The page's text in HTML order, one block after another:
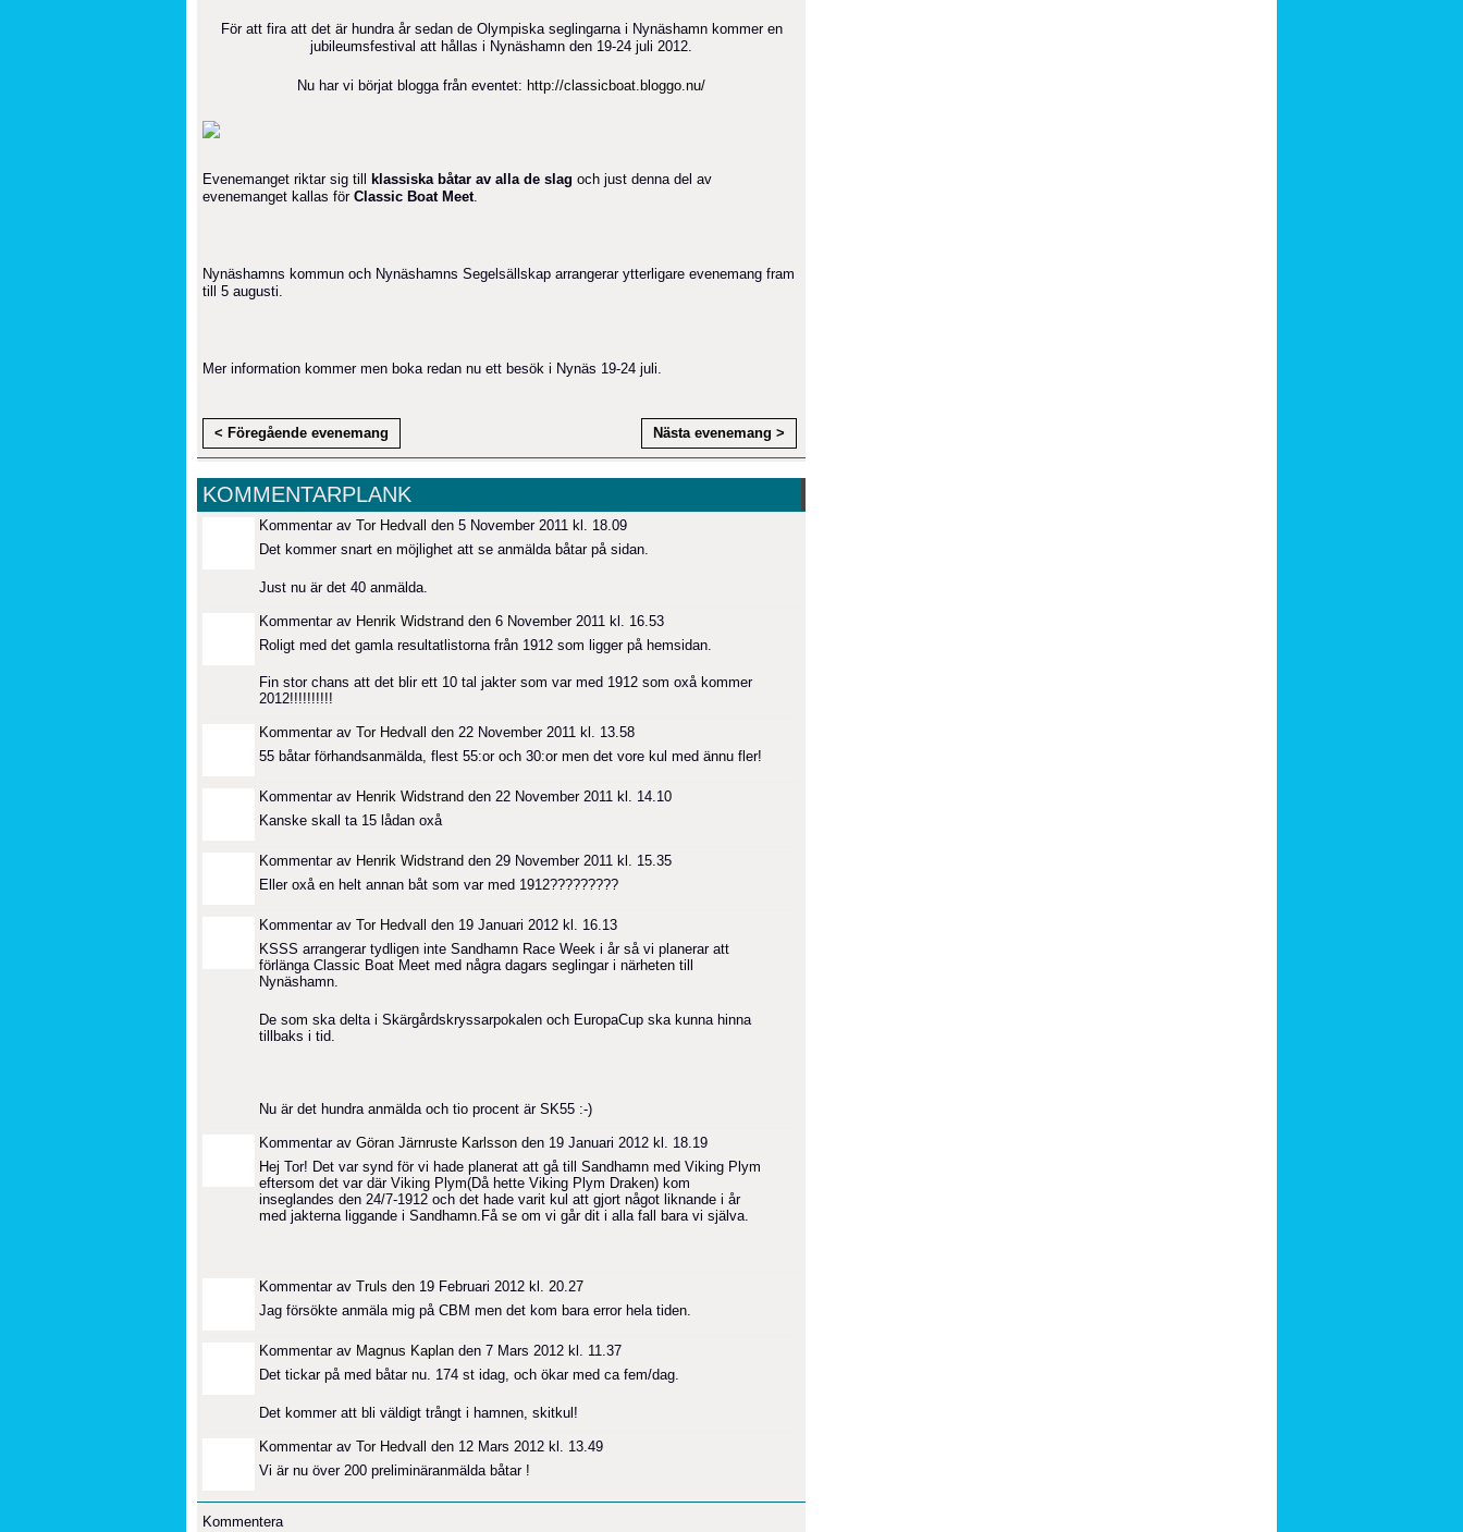
För att fira att det är hundra år sedan de Olympiska seglingarna i Nynäshamn kommer en
jubileumsfestival att hållas i Nynäshamn den 19-24 juli 2012.
Nu har vi börjat blogga från eventet: http://classicboat.bloggo.nu/
Evenemanget riktar sig till klassiska båtar av alla de slag och just denna del av
evenemanget kallas för Classic Boat Meet
Nynäshamns kommun och Nynäshamns Segelsällskap arrangerar ytterligare evenemang fram
till 5 augusti.
Mer information kommer men boka redan nu ett besök i Nynäs 19-24 juli.
< Föregående evenemang Nästa evenemang >
KOMMENTARPLANK
Kommentar av Tor Hedvall den 5 November 2011 kl. 18.09
Det kommer snart en möjlighet att se anmälda båtar på sidan.
Just nu är det 40 anmälda.
Kommentar av Henrik Widstrand den 6 November 2011 kl. 16.53
Roligt med det gamla resultatlistorna från 1912 som ligger på hemsidan.
Fin stor chans att det blir ett 10 tal jakter som var med 1912 som oxå kommer
2012!!!!!!!!!!
Kommentar av Tor Hedvall den 22 November 2011 kl. 13.58
55 båtar förhandsanmälda, flest 55:or och 30:or men det vore kul med ännu fler!
Kommentar av Henrik Widstrand den 22 November 2011 kl. 14.10
Kanske skall ta 15 lådan oxå
Kommentar av Henrik Widstrand den 29 November 2011 kl. 15.35
Eller oxå en helt annan båt som var med 1912?????????
Kommentar av Tor Hedvall den 19 Januari 2012 kl. 16.13
KSSS arrangerar tydligen inte Sandhamn Race Week i år så vi planerar att
förlänga Classic Boat Meet med några dagars seglingar i närheten till
Nynäshamn.
De som ska delta i Skärgårdskryssarpokalen och EuropaCup ska kunna hinna
tillbaks i tid.
Nu är det hundra anmälda och tio procent är SK55 :-)
Kommentar av Göran Järnruste Karlsson den 19 Januari 2012 kl. 18.19
Hej Tor! Det var synd för vi hade planerat att gå till Sandhamn med Viking Plym
eftersom det var där Viking Plym(Då hette Viking Plym Draken) kom
inseglandes den 24/7-1912 och det hade varit kul att gjort något liknande i år
med jakterna liggande i Sandhamn.Få se om vi går dit i alla fall bara vi själva.
Kommentar av Truls den 19 Februari 2012 kl. 20.27
Jag försökte anmäla mig på CBM men det kom bara error hela tiden.
Kommentar av Magnus Kaplan den 7 Mars 2012 kl. 11.37
Det tickar på med båtar nu. 174 st idag, och ökar med ca fem/dag.
Det kommer att bli väldigt trångt i hamnen, skitkul!
Kommentar av Tor Hedvall den 12 Mars 2012 kl. 13.49
Vi är nu över 200 preliminäranmälda båtar !
Kommentera